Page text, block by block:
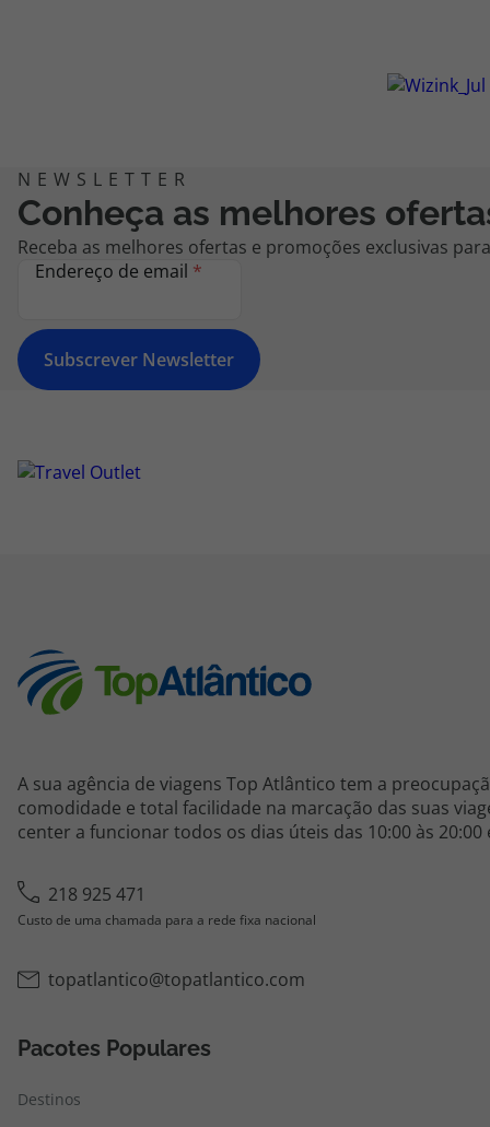
Conheça as melhores
Receba as melhores ofertas e promoções exclusivas
Endereço de email *
Subscrever Newsletter
A sua agência de viagens Top Atlântico tem a
comodidade e total facilidade na marcação das suas
center a funcionar todos os dias úteis das 10:00 às 20:00
218 925 471
Custo de uma chamada para a rede fixa nacional
topatlantico@topatlantico.com
Pacotes Populares
Destinos